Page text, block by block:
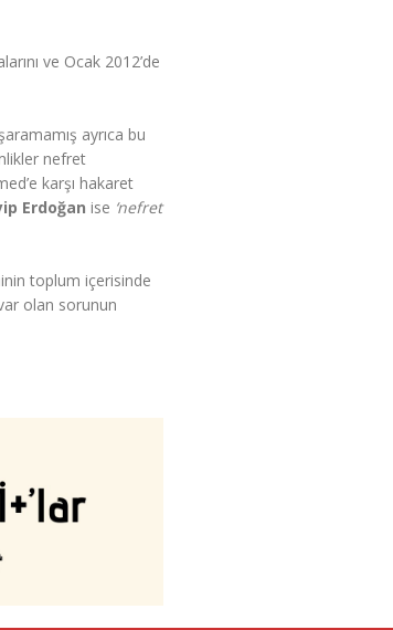
ve Ocak 2012’de
ayrıca bu
nefret
karşı hakaret
Erdoğan ise ‘nefret
toplum içerisinde
olan sorunun